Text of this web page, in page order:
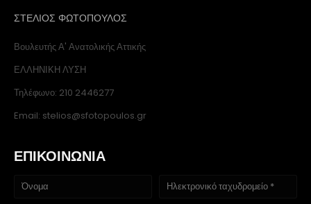
ΣΤΕΛΙΟΣ ΦΩΤΟΠΟΥΛΟΣ
Βουλευτής Α' Ανατολικής Αττικής
ΕΛΛΗΝΙΚΗ ΛΥΣΗ
Τηλέφωνο: 210 2446277
Email: stelios@sfotopoulos.gr
ΕΠΙΚΟΙΝΩΝΙΑ